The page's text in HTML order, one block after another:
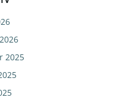
2025